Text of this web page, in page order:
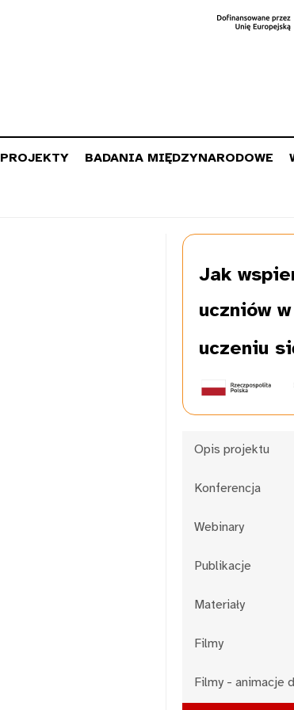
PROJEKTY BADANIA MIĘDZYNARODOWE
Jak
uczniów
uczeniu
Opis projektu
Konferencja
Webinary
Publikacje
Materiały
Filmy
Filmy - animacje